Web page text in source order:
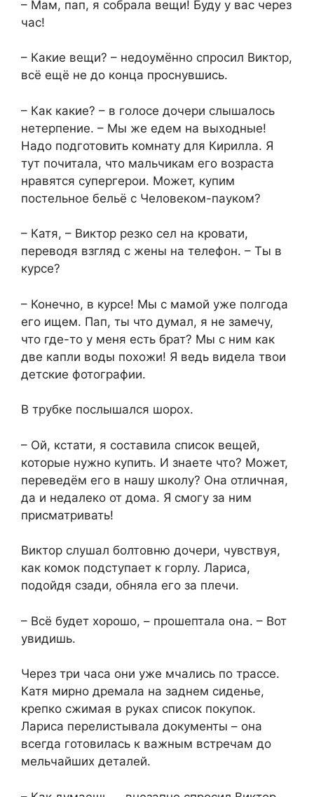
– Мам, пап, я собрала вещи! Буду у вас через
час!
– Какие вещи? – недоумённо спросил Виктор,
всё ещё не до конца проснувшись.
– Как какие? – в голосе дочери слышалось
нетерпение. – Мы же едем на выходные!
Надо подготовить комнату для Кирилла. Я
тут почитала, что мальчикам его возраста
нравятся супергерои. Может, купим
постельное бельё с Человеком-пауком?
– Катя, – Виктор резко сел на кровати,
переводя взгляд с жены на телефон. – Ты в
курсе?
– Конечно, в курсе! Мы с мамой уже полгода
его ищем. Пап, ты что думал, я не замечу,
что где-то у меня есть брат? Мы с ним как
две капли воды похожи! Я ведь видела твои
детские фотографии.
В трубке послышался шорох.
– Ой, кстати, я составила список вещей,
которые нужно купить. И знаете что? Может,
переведём его в нашу школу? Она отличная,
да и недалеко от дома. Я смогу за ним
присматривать!
Виктор слушал болтовню дочери, чувствуя,
как комок подступает к горлу. Лариса,
подойдя сзади, обняла его за плечи.
– Всё будет хорошо, – прошептала она. – Вот
увидишь.
Через три часа они уже мчались по трассе.
Катя мирно дремала на заднем сиденье,
крепко сжимая в руках список покупок.
Лариса перелистывала документы – она
всегда готовилась к важным встречам до
мельчайших деталей.